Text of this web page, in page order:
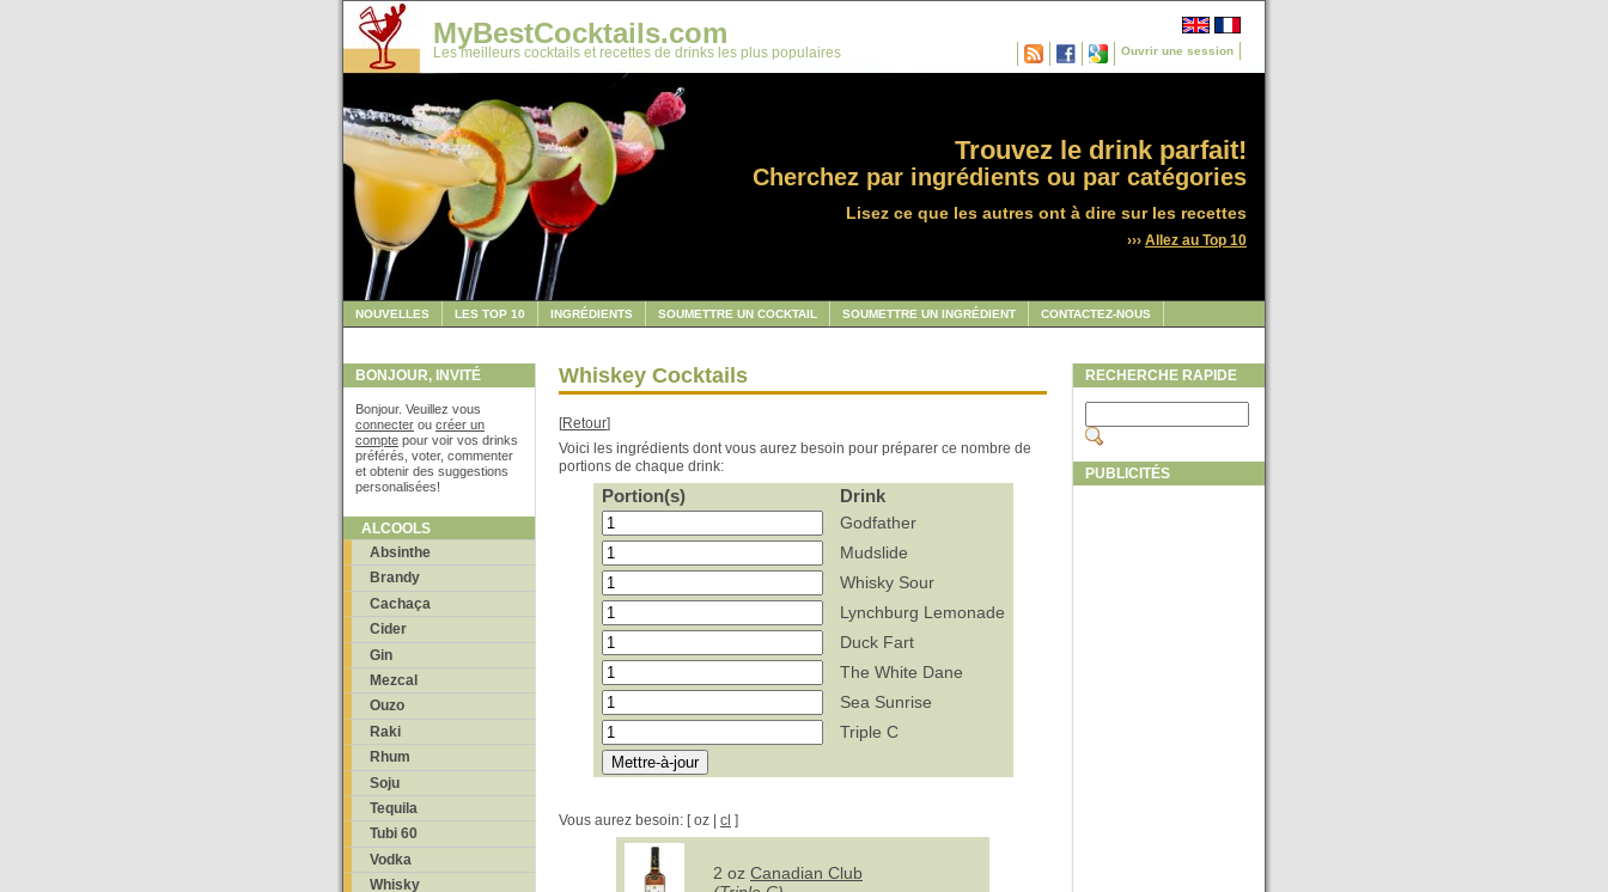
Ouvrir une session
MyBestCocktails.com
Les meilleurs cocktails et recettes de drinks les plus populaires
Trouvez le drink parfait!
Cherchez par ingrédients ou par catégories
Lisez ce que les autres ont à dire sur les recettes
››› Allez au Top 10
NOUVELLES LES TOP 10 INGRÉDIENTS SOUMETTRE UN COCKTAIL SOUMETTRE UN INGRÉDIENT CONTACTEZ-NOUS
BONJOUR, INVITÉ
Bonjour. Veuillez vous
connecter ou créer un
compte pour voir vos drinks
préférés, voter, commenter
et obtenir des suggestions
personalisées!
ALCOOLS
Absinthe
Brandy
Cachaça
Cider
Gin
Mezcal
Ouzo
Raki
Rhum
Soju
Tequila
Tubi 60
Vodka
Whisky
Whiskey Cocktails
[Retour]
Voici les ingrédients dont vous aurez besoin pour préparer ce nombre de
portions de chaque drink:
Portion(s) Drink
Godfather
Mudslide
Whisky Sour
Lynchburg Lemonade
Duck Fart
The White Dane
Sea Sunrise
Triple C
Vous aurez besoin: [ oz | cl ]
2 oz Canadian Club
RECHERCHE RAPIDE
PUBLICITÉS